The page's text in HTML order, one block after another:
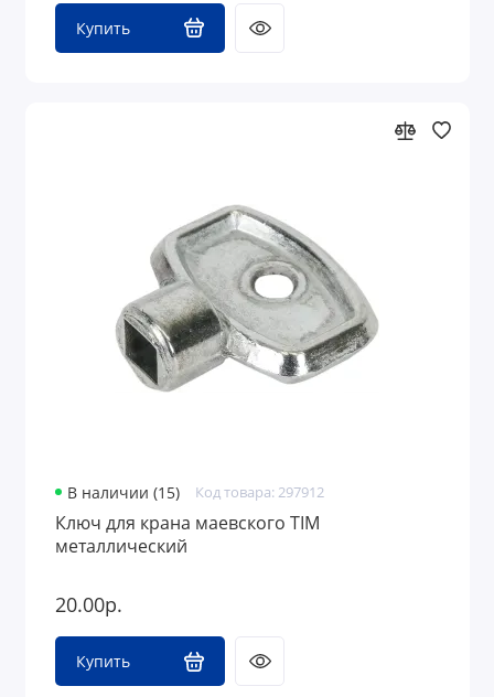
Купить
В наличии (15) Код товара: 297912
Ключ для крана маевского TIM
металлический
20.00р.
Купить